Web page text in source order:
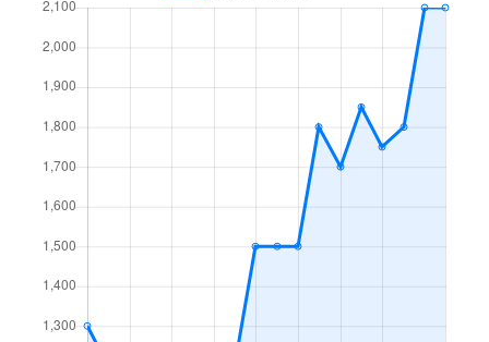
北１８条東
北１９条東
350万円 北18条
北１９条東
北18条
北18条
北２０条東
2,200万円 北18条
北２０条東
1,600万円